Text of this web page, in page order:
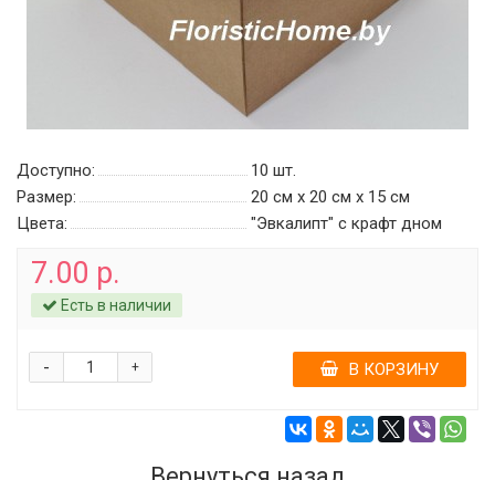
Доступно: 10 шт.
Размер:
20 см х 20 см х 15 см
Цвета:
"Эвкалипт" с крафт дном
7.00 р.
Есть в наличии
+
- В КОРЗИНУ